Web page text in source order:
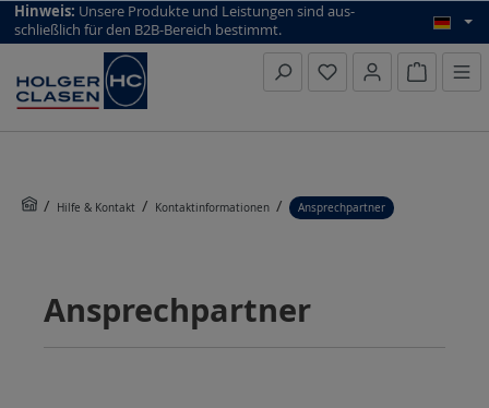
top scroll helper
Hinweis: Unsere Produkte und Leistungen sind aus­
schließlich für den B2B-Bereich bestimmt.
Hilfe & Kontakt Kontaktinformationen Ansprechpartner
Ansprechpartner